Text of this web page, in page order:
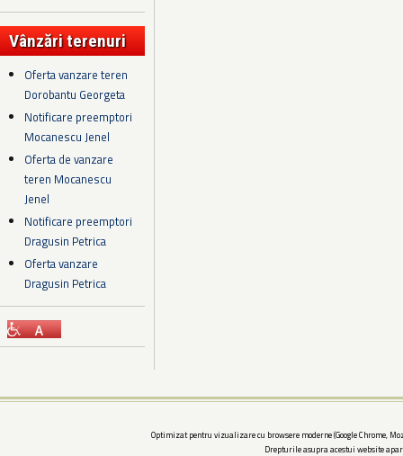
Vânzări terenuri
Oferta vanzare teren
Dorobantu Georgeta
Notificare preemptori
Mocanescu Jenel
Oferta de vanzare
teren Mocanescu
Jenel
Notificare preemptori
Dragusin Petrica
Oferta vanzare
Dragusin Petrica
Optimizat pentru vizualizare cu browsere moderne (Google Chrome,
Drepturile asupra acestui website